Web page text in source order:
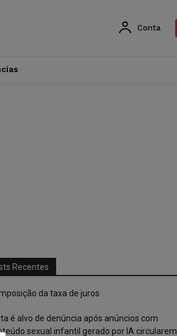
Conta
Recentes
da taxa de juros
é alvo de denúncia após anúncios com
sexual infantil gerado por IA circularem